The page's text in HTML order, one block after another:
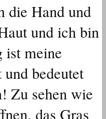
die Hand und
und ich bin
meine
bedeutet
Zu sehen wie
das Gras